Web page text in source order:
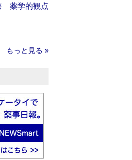
薬学的観点
もっと見る »